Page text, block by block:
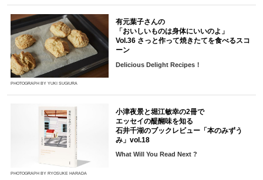
PHOTOGRAPH BY YUKI SUGIURA
有元葉子さんの
「おいしいものは身体にいいのよ」
Vol.36 さっと作って焼きたてを食べるスコ
ーン
Delicious Delight Recipes！
PHOTOGRAPH BY RYOSUKE HARADA
小津夜景と堀江敏幸の2冊で
エッセイの醍醐味を知る
石井千湖のブックレビュー「本のみずう
み」vol.18
What Will You Read Next ?